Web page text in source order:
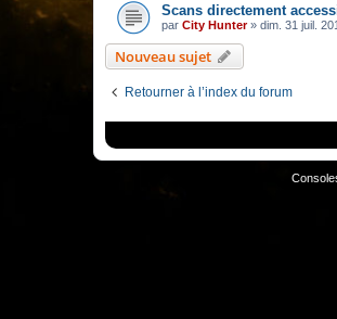
Scans directement
par City Hunter» dim. 31 juil.
Nouveau sujet
Retourner à l’index du forum